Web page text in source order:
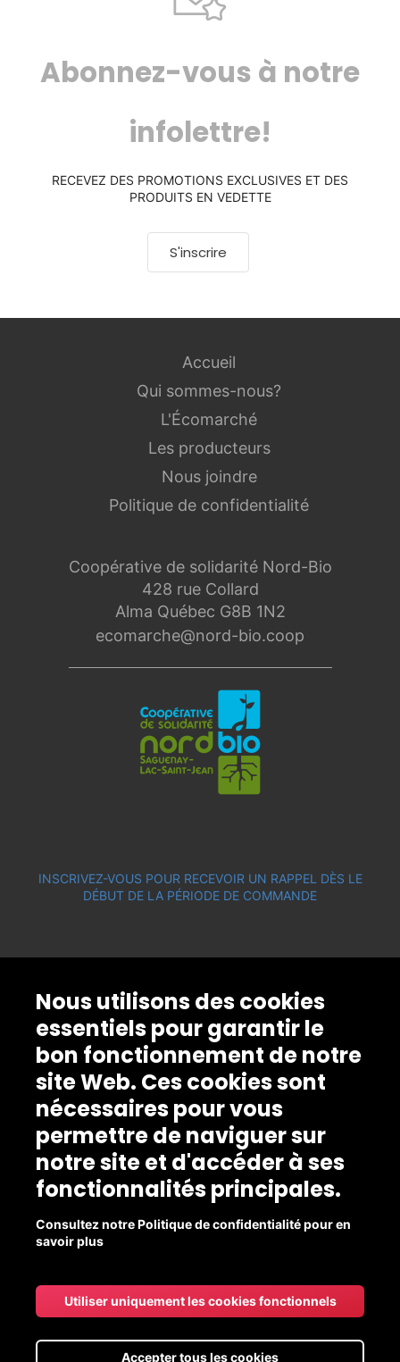
Abonnez-vous à notre
infolettre!
RECEVEZ DES PROMOTIONS EXCLUSIVES ET DES
PRODUITS EN VEDETTE
S'inscrire
Coopérative de solidarité Nord-Bio
428 rue Collard
Alma Québec G8B 1N2
ecomarche@nord-bio.coop
Accueil
Qui sommes-nous?
L'Écomarché
Les producteurs
Nous joindre
Politique de confidentialité
INSCRIVEZ-VOUS POUR RECEVOIR UN RAPPEL DÈS LE
DÉBUT DE LA PÉRIODE DE COMMANDE
Nous utilisons des cookies
essentiels pour garantir le
bon fonctionnement de notre
site Web. Ces cookies sont
nécessaires pour vous
permettre de naviguer sur
notre site et d'accéder à ses
fonctionnalités principales.
Consultez notre Politique de confidentialité pour en
savoir plus
Utiliser uniquement les cookies fonctionnels
Accepter tous les cookies